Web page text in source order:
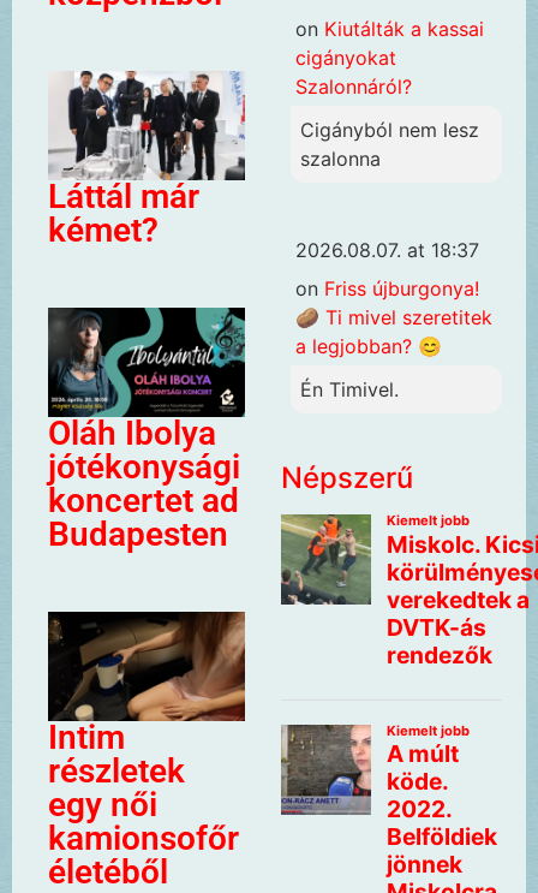
Láttál már
kémet?
Oláh Ibolya
jótékonysági
koncertet ad
Budapesten
Intim
részletek
egy női
kamionsofőr
életéből
on Kiutálták a kassai
cigányokat
Szalonnáról?
Cigányból nem lesz
szalonna
2026.08.07. at 18:37
on Friss újburgonya!
🥔 Ti mivel szeretitek
a legjobban? 😊
Én Timivel.
Népszerű